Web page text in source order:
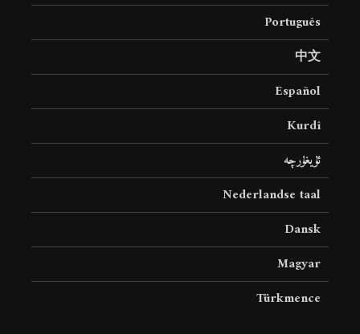
Português
中文
Español
Kurdî
ئۇيغۇرچە
Nederlandse taal
Dansk
Magyar
Türkmence